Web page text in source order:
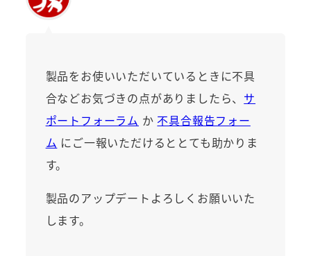
製品をお使いいただいているときに不具
合などお気づきの点がありましたら、 サ
ポートフォーラム か 不具合報告フォー
ム にご一報いただけるととても助かりま
す。
製品のアップデートよろしくお願いいた
します。